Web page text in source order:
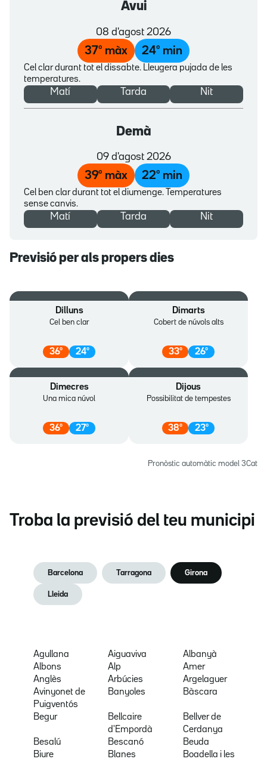
Avui
08 d'agost 2026
37º màx 24º min
Cel clar durant tot el dissabte. Lleugera pujada de les
temperatures.
Matí Tarda Nit
Demà
09 d'agost 2026
39º màx 22º min
Cel ben clar durant tot el diumenge. Temperatures
sense canvis.
Matí Tarda Nit
Previsió per als propers dies
Dilluns
Cel ben clar
36º 24º
Dimarts
Cobert de núvols alts
33º 26º
Dimecres
Una mica núvol
36º 27º
Dijous
Possibilitat de tempestes
38º 23º
Pronòstic automàtic model 3Cat
Troba la previsió del teu municipi
Barcelona Tarragona Girona
Lleida
Agullana Aiguaviva
Albanyà
Albons
Alp
Amer
Anglès
Arbúcies
Argelaguer
Avinyonet de
Puigventós
Banyoles Bàscara
Begur
Bellcaire
d'Empordà
Bellver de
Cerdanya
Besalú
Bescanó
Beuda
Biure
Blanes
Boadella i les